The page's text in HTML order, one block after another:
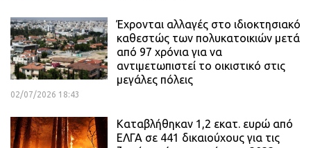
Έχρονται αλλαγές στο ιδιοκτησιακό
καθεστώς των πολυκατοικιών μετά
από 97 χρόνια για να
αντιμετωπιστεί το οικιστικό στις
μεγάλες πόλεις
02/07/2026 18:43
Καταβλήθηκαν 1,2 εκατ. ευρώ από
ΕΛΓΑ σε 441 δικαιούχους για τις